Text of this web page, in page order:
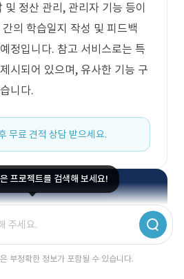
정산 관리, 관리자 기능 등이
의 학습일지 작성 및 피드백
정입니다. 참고 서비스로는 특
시되어 있으며, 유사한 기능 구
니다.
무료 견적 상담 받으세요.
로 상담해드려요.
프로젝트를 검색해 보세요!
부정확한 정보가 포함될 수 있습니다.